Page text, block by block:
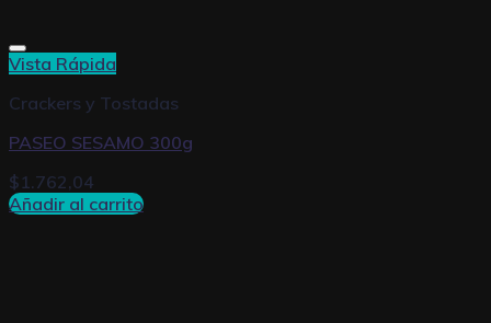
Vista Rápida
Crackers y Tostadas
PASEO SESAMO 300g
$1.762,04
Añadir al carrito